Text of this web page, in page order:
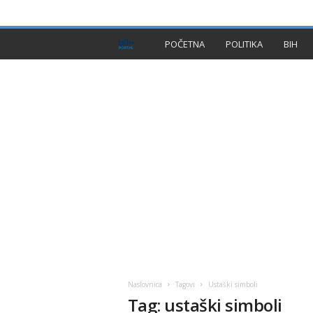
POČETNA POLITIKA BIH
Naslovnica Tagovi Ustaški simboli
Tag: ustaški simboli